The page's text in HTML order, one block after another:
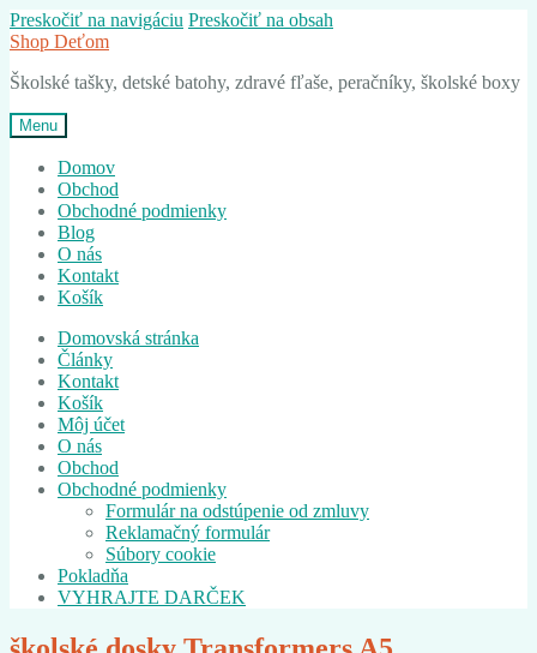
Preskočiť na navigáciu Preskočiť na obsah
Shop Deťom
Školské tašky, detské batohy, zdravé fľaše, peračníky, školské boxy
Menu
Domov
Obchod
Obchodné podmienky
Blog
O nás
Kontakt
Košík
Domovská stránka
Články
Kontakt
Košík
Môj účet
O nás
Obchod
Obchodné podmienky
Formulár na odstúpenie od zmluvy
Reklamačný formulár
Súbory cookie
Pokladňa
VYHRAJTE DARČEK